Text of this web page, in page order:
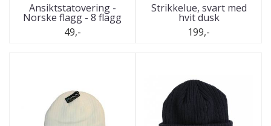
Ansiktstatovering -
Norske flagg - 8 flagg
49,-
Strikkelue, svart med
hvit dusk
199,-